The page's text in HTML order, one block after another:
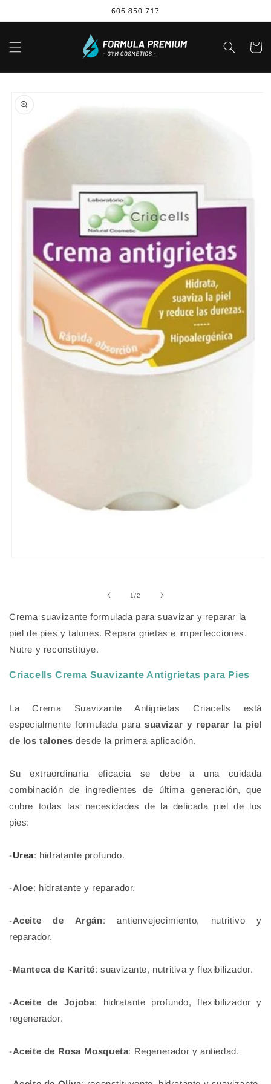
al contenido
606 850 717
Carrito
a la
información
del producto
ventana
1/de
2
Crema suavizante formulada para suavizar y reparar la
piel de pies y talones. Repara grietas e imperfecciones.
Nutre y reconstituye.
Criacells Crema Suavizante Antigrietas para Pies
La Crema Suavizante Antigrietas Criacells está
especialmente formulada para suavizar y reparar la piel
de los talones desde la primera aplicación.
Su extraordinaria eficacia se debe a una cuidada
combinación de ingredientes de última generación, que
cubre todas las necesidades de la delicada piel de los
pies:
-Urea: hidratante profundo.
-Aloe: hidratante y reparador.
-Aceite de Argán: antienvejecimiento, nutritivo y
reparador.
-Manteca de Karité: suavizante, nutritiva y flexibilizador.
-Aceite de Jojoba: hidratante profundo, flexibilizador y
regenerador.
-Aceite de Rosa Mosqueta: Regenerador y antiedad.